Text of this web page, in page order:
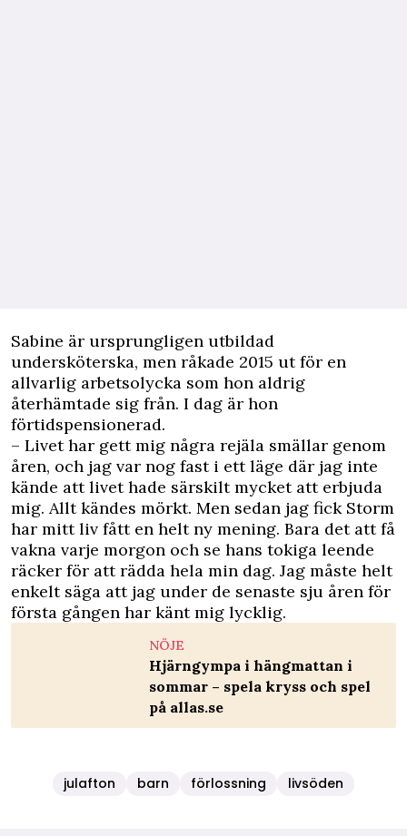
Sabine är ursprungligen utbildad
undersköterska, men råkade 2015 ut för en
allvarlig arbetsolycka som hon aldrig
återhämtade sig från. I dag är hon
förtidspensionerad.
– Livet har gett mig några rejäla smällar genom
åren, och jag var nog fast i ett läge där jag inte
kände att livet hade särskilt mycket att erbjuda
mig. Allt kändes mörkt. Men sedan jag fick Storm
har mitt liv fått en helt ny mening. Bara det att få
vakna varje morgon och se hans tokiga leende
räcker för att rädda hela min dag. Jag måste helt
enkelt säga att jag under de senaste sju åren för
första gången har känt mig lycklig.
NÖJE
Hjärngympa i hängmattan i
sommar – spela kryss och spel
på allas.se
julafton barn förlossning livsöden